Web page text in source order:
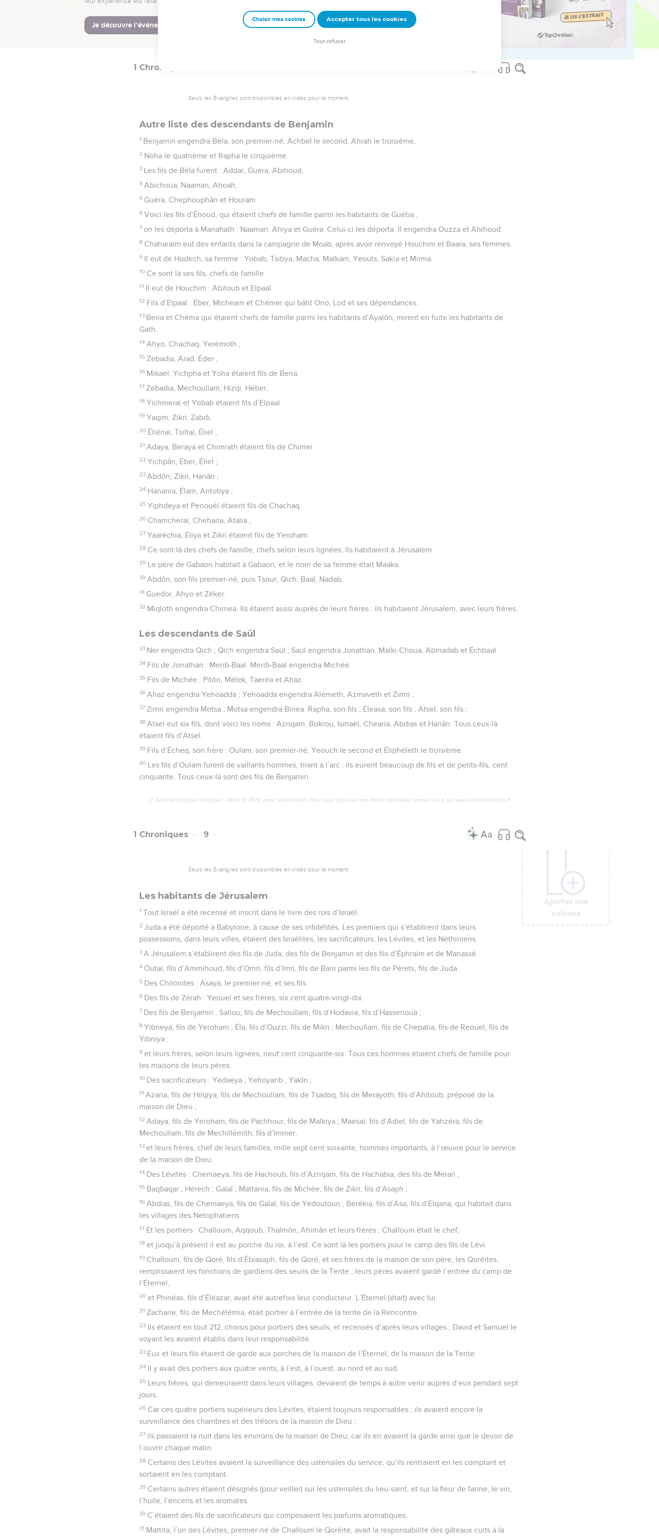
recensés et armés pour le combat, au nombre de 26 000 hommes.
© Société biblique française – Bibli’O, 1978, avec autorisation. Pour vous procurer une Bible imprimée, rendez-vous sur www.editionsbiblio.fr
Ajouter une
colonne
1 Chroniques
Seuls les Évangiles sont disponibles en vidéo pour le moment.
Autre liste des descendants de Benjamin
1 Benjamin engendra Béla, son premier-né, Achbel le second, Ahrah le troisième,
2 Noha le quatrième et Rapha le cinquième.
3 Les fils de Béla furent : Addar, Guéra, Abihoud,
4 Abichoua, Naaman, Ahoah,
5 Guéra, Chephouphân et Houram.
6 Voici les fils d’Éhoud, qui étaient chefs de famille parmi les habitants de Guéba ;
7 on les déporta à Manahath : Naaman, Ahiya et Guéra. Celui-ci les déporta. Il engendra Ouzza et Ahihoud.
8 Chaharaïm eut des enfants dans la campagne de Moab, après avoir renvoyé Houchim et Baara, ses femmes.
9 Il eut de Hodech, sa femme : Yobab, Tsibya, Macha, Malkam, Yeouts, Sakia et Mirma.
10 Ce sont là ses fils, chefs de famille.
11 Il eut de Houchim : Abitoub et Elpaal.
12 Fils d’Elpaal : Éber, Micheam et Chémer qui bâtit Ono, Lod et ses dépendances.
13 Beria et Chéma qui étaient chefs de famille parmi les habitants d’Ayalôn, mirent en fuite les habitants de
Gath.
14 Ahyo, Chachaq, Yerémoth ;
15 Zebadia, Arad, Éder ;
16 Mikaël, Yichpha et Yoha étaient fils de Beria.
17 Zebadia, Mechoullam, Hizqi, Héber,
18 Yichmeraï et Yobab étaient fils d’Elpaal.
19 Yaqim, Zikri, Zabdi,
20 Éliénaï, Tsiltaï, Éliel ;
21 Adaya, Beraya et Chimrath étaient fils de Chimeï.
22 Yichpân, Éber, Éliel ;
23 Abdôn, Zikri, Hanân ;
24 Hanania, Élam, Antotiya ;
25 Yiphdeya et Penouél étaient fils de Chachaq.
26 Chamcheraï, Cheharia, Atalia ;
27 Yaaréchia, Éliya et Zikri étaient fils de Yeroham.
28 Ce sont là des chefs de famille, chefs selon leurs lignées. Ils habitaient à Jérusalem.
29 Le père de Gabaon habitait à Gabaon, et le nom de sa femme était Maaka.
30 Abdôn, son fils premier-né, puis Tsour, Qich, Baal, Nadab,
31 Guedor, Ahyo et Zéker.
32 Miqloth engendra Chimea. Ils étaient aussi auprès de leurs frères : ils habitaient Jérusalem, avec leurs frères.
Les descendants de Saül
33 Ner engendra Qich ; Qich engendra Saül ; Saül engendra Jonathan, Malki-Choua, Abinadab et Échbaal.
34 Fils de Jonathan : Merib-Baal. Merib-Baal engendra Michée.
35 Fils de Michée : Pitôn, Mélek, Taeréa et Ahaz.
36 Ahaz engendra Yehoadda ; Yehoadda engendra Alémeth, Azmaveth et Zimri ;
37 Zimri engendra Motsa ; Motsa engendra Binea. Rapha, son fils ; Éleasa, son fils ; Atsel, son fils ;
38 Atsel eut six fils, dont voici les noms : Azriqam, Bokrou, Ismaël, Chearia, Abdias et Hanân. Tous ceux-là
étaient fils d’Atsel.
39 Fils d’Écheq, son frère : Oulam, son premier-né, Yeouch le second et Éliphéleth le troisième.
40 Les fils d’Oulam furent de vaillants hommes, tirant à l’arc ; ils eurent beaucoup de fils et de petits-fils, cent
cinquante. Tous ceux-là sont des fils de Benjamin.
© Société biblique française – Bibli’O, 1978, avec autorisation. Pour vous procurer une Bible imprimée, rendez-vous sur www.editionsbiblio.fr
Ajouter une
colonne
1 Chroniques 9
Seuls les Évangiles sont disponibles en vidéo pour le moment.
Les habitants de Jérusalem
1 Tout Israël a été recensé et inscrit dans le livre des rois d’Israël.
2 Juda a été déporté à Babylone, à cause de ses infidélités. Les premiers qui s’établirent dans leurs
possessions, dans leurs villes, étaient des Israélites, les sacrificateurs, les Lévites, et les Néthiniens.
3 A Jérusalem s’établirent des fils de Juda, des fils de Benjamin et des fils d’Éphraïm et de Manassé.
4 Outaï, fils d’Ammihoud, fils d’Omri, fils d’Imri, fils de Bani parmi les fils de Pérets, fils de Juda.
5 Des Chilonites : Asaya, le premier-né, et ses fils.
6 Des fils de Zérah : Yeouel et ses frères, six cent quatre-vingt-dix.
7 Des fils de Benjamin : Sallou, fils de Mechoullam, fils d’Hodavia, fils d’Hassenoua ;
8 Yibneya, fils de Yeroham ; Éla, fils d’Ouzzi, fils de Mikri ; Mechoullam, fils de Chepatia, fils de Reouel, fils de
Yibniya ;
9 et leurs frères, selon leurs lignées, neuf cent cinquante-six. Tous ces hommes étaient chefs de famille pour
les maisons de leurs pères.
10 Des sacrificateurs : Yedaeya ; Yehoyarib ; Yakîn ;
11 Azaria, fils de Hilqiya, fils de Mechoullam, fils de Tsadoq, fils de Merayoth, fils d’Ahitoub, préposé de la
maison de Dieu ;
12 Adaya, fils de Yeroham, fils de Pachhour, fils de Malkiya ; Maesaï, fils d’Adiel, fils de Yahzéra, fils de
Mechoullam, fils de Mechillémith, fils d’Immer,
13 et leurs frères, chef de leurs familles, mille sept cent soixante, hommes importants, à l’œuvre pour le service
de la maison de Dieu.
14 Des Lévites : Chemaeya, fils de Hachoub, fils d’Azriqam, fils de Hachabia, des fils de Merari ;
15 Baqbaqar ; Hérech ; Galal ; Mattania, fils de Michée, fils de Zikri, fils d’Asaph ;
16 Abdias, fils de Chemaeya, fils de Galal, fils de Yedoutoun ; Bérékia, fils d’Asa, fils d’Elqana, qui habitait dans
les villages des Netophatiens.
17 Et les portiers : Challoum, Aqqoub, Thalmôn, Ahimân et leurs frères ; Challoum était le chef,
18 et jusqu’à présent il est au porche du roi, à l’est. Ce sont là les portiers pour le camp des fils de Lévi.
19 Challoum, fils de Qoré, fils d’Ébiasaph, fils de Qoré, et ses frères de la maison de son père, les Qoréites,
remplissaient les fonctions de gardiens des seuils de la Tente ; leurs pères avaient gardé l’entrée du camp de
l’Éternel,
20 et Phinéas, fils d’Éléazar, avait été autrefois leur conducteur. L’Éternel (était) avec lui.
21 Zacharie, fils de Mechélémia, était portier à l’entrée de la tente de la Rencontre.
22 Ils étaient en tout 212, choisis pour portiers des seuils, et recensés d’après leurs villages ; David et Samuel le
voyant les avaient établis dans leur responsabilité.
23 Eux et leurs fils étaient de garde aux porches de la maison de l’Éternel, de la maison de la Tente.
24 Il y avait des portiers aux quatre vents, à l’est, à l’ouest, au nord et au sud.
25 Leurs frères, qui demeuraient dans leurs villages, devaient de temps à autre venir auprès d’eux pendant sept
jours.
26 Car ces quatre portiers supérieurs des Lévites, étaient toujours responsables ; ils avaient encore la
surveillance des chambres et des trésors de la maison de Dieu ;
27 ils passaient la nuit dans les environs de la maison de Dieu, car ils en avaient la garde ainsi que le devoir de
l’ouvrir chaque matin.
28 Certains des Lévites avaient la surveillance des ustensiles du service, qu’ils rentraient en les comptant et
sortaient en les comptant.
29 Certains autres étaient désignés (pour veiller) sur les ustensiles du lieu-saint, et sur la fleur de farine, le vin,
l’huile, l’encens et les aromates.
30 C’étaient des fils de sacrificateurs qui composaient les parfums aromatiques.
31 Mattita, l’un des Lévites, premier-né de Challoum le Qoréite, avait la responsabilité des gâteaux cuits à la
Ajouter une
colonne
Ajouter une
colonne
Ajouter une
colonne
Ajouter une
colonne
Choisir mes cookies Accepter tous les cookies
Tout refuser